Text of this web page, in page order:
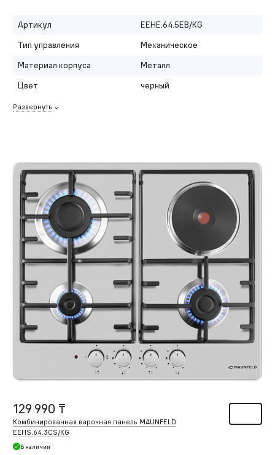
Артикул
EEHE.64.5EB/KG
Тип управления
Механическое
Материал корпуса
Металл
Цвет
черный
Развернуть
129 990 ₸
Комбинированная варочная панель MAUNFELD
EEHS.64.3CS/KG
В наличии